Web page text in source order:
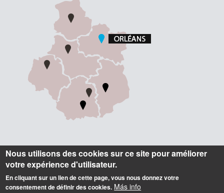
Informations
Contact
Accueil
Nous utilisons des cookies sur ce site pour améliorer
votre expérience d'utilisateur.
En cliquant sur un lien de cette page, vous nous donnez votre
consentement de définir des cookies. Más info